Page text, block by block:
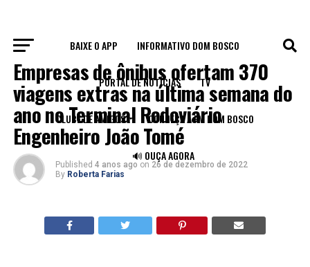
BAIXE O APP INFORMATIVO DOM BOSCO
PORTAL DE NOTÍCIAS TV
CLUBE DE AMIGOS CONHEÇA A FM DOM BOSCO
🔊 OUÇA AGORA
LEGADO
Empresas de ônibus ofertam 370
viagens extras na última semana do
ano no Terminal Rodoviário
Engenheiro João Tomé
Published 4 anos ago on 26 de dezembro de 2022
By Roberta Farias